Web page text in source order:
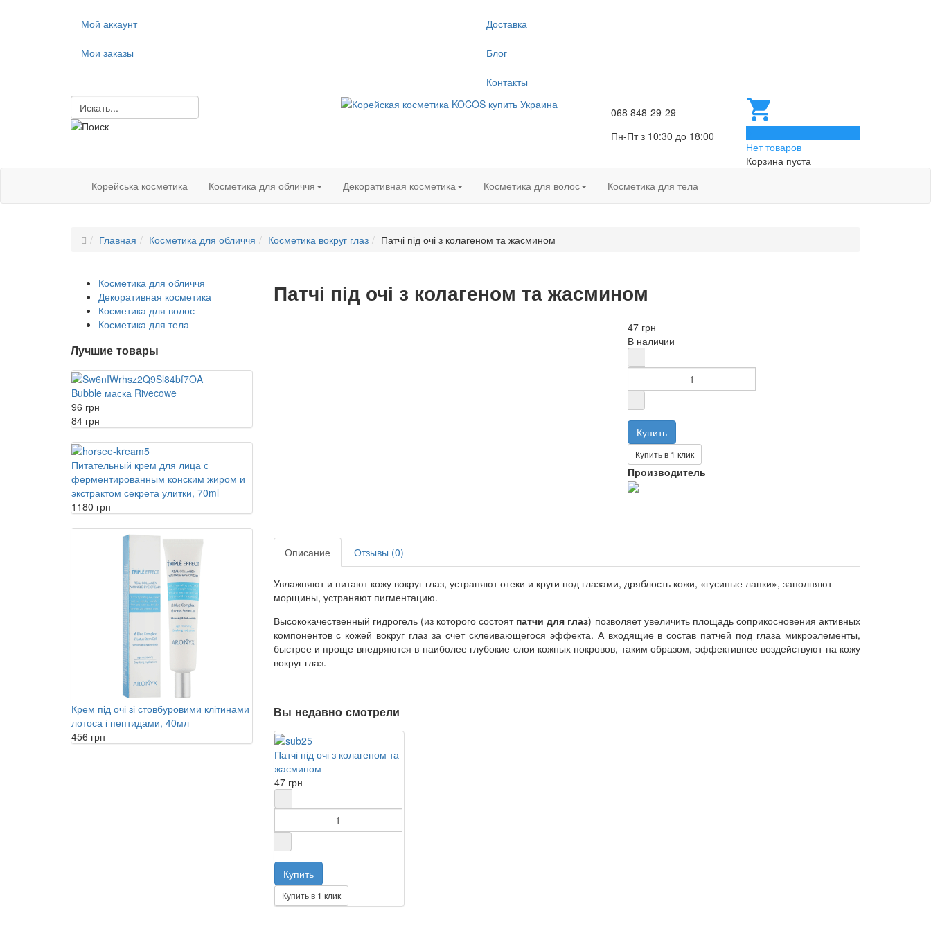
Мой аккаунт
Мои заказы
Доставка
Блог
Контакты
068 848-29-29
Пн-Пт з 10:30 до 18:00
Нет товаров
Корзина пуста
Корейська косметика
Косметика для обличчя Декоративная косметика Косметика для волос Косметика для тела
Главная Косметика для обличчя Косметика вокруг глаз Патчі під очі з колагеном та жасмином
Патчі під очі з колагеном та жасмином
47 грн
В наличии
Купить в 1 клик
Производитель
Описание Отзывы (0)
Увлажняют и питают кожу вокруг глаз, устраняют отеки и круги под глазами, дряблость кожи, «гусиные лапки», заполняют
морщины, устраняют пигментацию.
Высококачественный гидрогель (из которого состоят патчи для глаз) позволяет увеличить площадь соприкосновения активных
компонентов с кожей вокруг глаз за счет склеивающегося эффекта. А входящие в состав патчей под глаза микроэлементы,
быстрее и проще внедряются в наиболее глубокие слои кожных покровов, таким образом, эффективнее воздействуют на кожу
вокруг глаз.
Вы недавно смотрели
Патчі під очі з колагеном та
жасмином
47 грн
Купить в 1 клик
Косметика для обличчя
Декоративная косметика
Косметика для волос
Косметика для тела
Лучшие товары
Bubble маска Rivecowe
96 грн
84 грн
Питательный крем для лица с
ферментированным конским жиром и
экстрактом секрета улитки, 70ml
1180 грн
Крем під очі зі стовбуровими клітинами
лотоса і пептидами, 40мл
456 грн